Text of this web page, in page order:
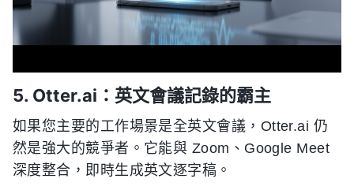
5. Otter.ai：英文會議記錄的霸主
如果您主要的工作場景是全英文會議，Otter.ai 仍
然是強大的競爭者。它能與 Zoom、Google Meet
深度整合，即時生成英文逐字稿。